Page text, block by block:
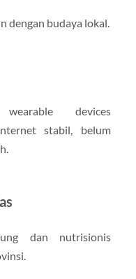
dengan budaya lokal.
devices
stabil, belum
dan nutrisionis